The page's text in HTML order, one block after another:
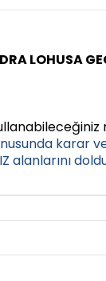
LOHUSA
karar
alanlarını